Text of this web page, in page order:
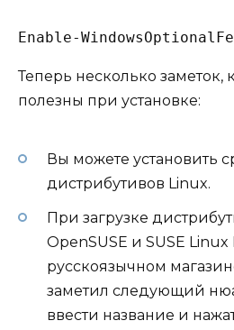
Enable-
Теперь несколько заметок,
полезны при установке:
Вы можете установить
дистрибутивов Linux.
При загрузке
OpenSUSE и SUSE
русскоязычном
заметил следующий
ввести название и